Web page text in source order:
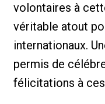
volontaires à
véritable atout
internationaux.
permis de
félicitations à